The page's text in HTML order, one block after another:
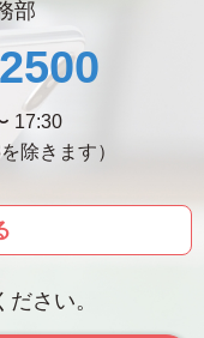
部
17:30
除きます）
さい。